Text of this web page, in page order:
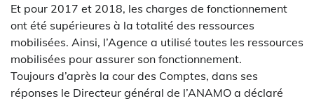
Et pour 2017 et 2018, les charges de fonctionnement
ont été supérieures à la totalité des ressources
mobilisées. Ainsi, l’Agence a utilisé toutes les ressources
mobilisées pour assurer son fonctionnement.
Toujours d’après la cour des Comptes, dans ses
réponses le Directeur général de l’ANAMO a déclaré